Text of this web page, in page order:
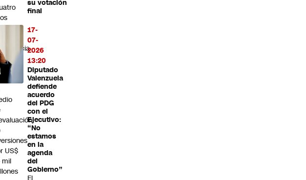
su votación
final
17-
07-
2026
13:20
Diputado
Valenzuela
defiende
acuerdo
del PDG
con el
Ejecutivo:
“No
estamos
en la
agenda
del
Gobierno”
US$
mil